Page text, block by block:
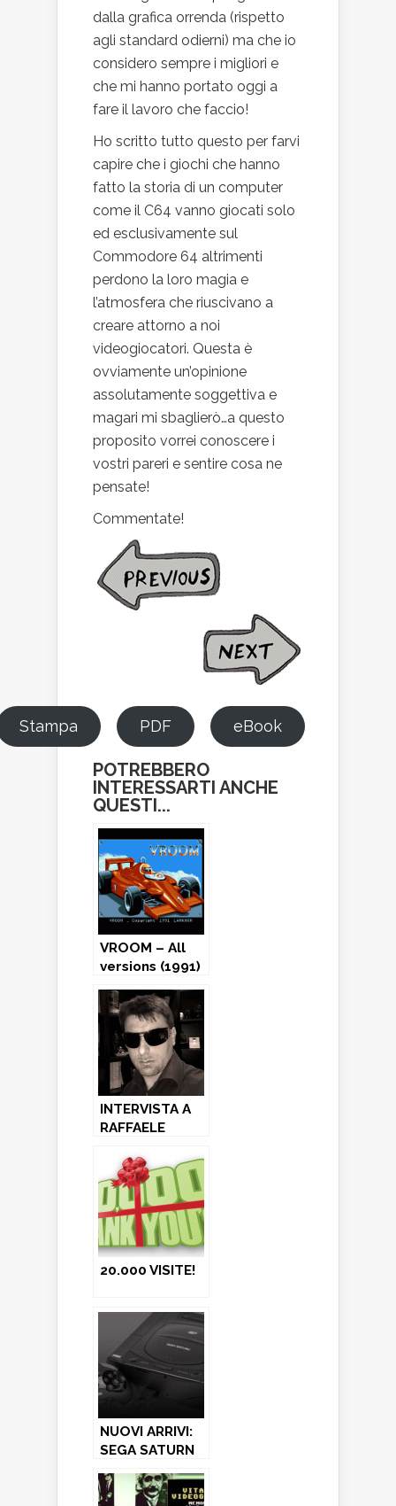
dalla grafica orrenda (rispetto
agli standard odierni) ma che io
considero sempre i migliori e
che mi hanno portato oggi a
fare il lavoro che faccio!
Ho scritto tutto questo per farvi
capire che i giochi che hanno
fatto la storia di un computer
come il C64 vanno giocati solo
ed esclusivamente sul
Commodore 64 altrimenti
perdono la loro magia e
l’atmosfera che riuscivano a
creare attorno a noi
videogiocatori. Questa è
ovviamente un’opinione
assolutamente soggettiva e
magari mi sbaglierò…a questo
proposito vorrei conoscere i
vostri pareri e sentire cosa ne
pensate!
Commentate!
Stampa PDF eBook
POTREBBERO
INTERESSARTI ANCHE
QUESTI...
VROOM – All
versions (1991)
INTERVISTA A
RAFFAELE
grafico di
Holodream
Software
20.000 VISITE!
NUOVI ARRIVI:
SEGA SATURN